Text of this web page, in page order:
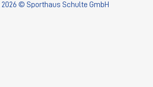
© Sporthaus Schulte GmbH